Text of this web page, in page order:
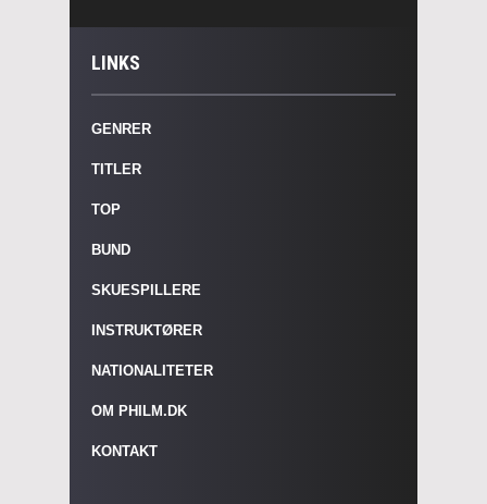
LINKS
GENRER
TITLER
TOP
BUND
SKUESPILLERE
INSTRUKTØRER
NATIONALITETER
OM PHILM.DK
KONTAKT